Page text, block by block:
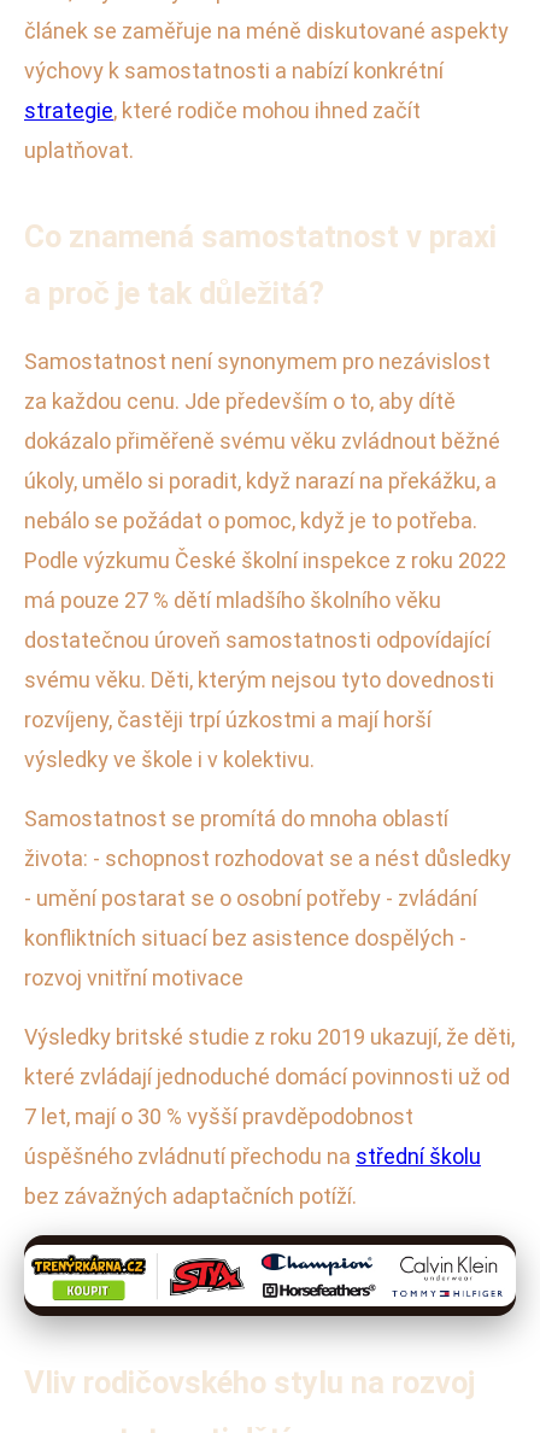
článek se zaměřuje na méně diskutované aspekty
výchovy k samostatnosti a nabízí konkrétní
strategie, které rodiče mohou ihned začít
uplatňovat.
Co znamená samostatnost v praxi
a proč je tak důležitá?
Samostatnost není synonymem pro nezávislost
za každou cenu. Jde především o to, aby dítě
dokázalo přiměřeně svému věku zvládnout běžné
úkoly, umělo si poradit, když narazí na překážku, a
nebálo se požádat o pomoc, když je to potřeba.
Podle výzkumu České školní inspekce z roku 2022
má pouze 27 % dětí mladšího školního věku
dostatečnou úroveň samostatnosti odpovídající
svému věku. Děti, kterým nejsou tyto dovednosti
rozvíjeny, častěji trpí úzkostmi a mají horší
výsledky ve škole i v kolektivu.
Samostatnost se promítá do mnoha oblastí
života: - schopnost rozhodovat se a nést důsledky
- umění postarat se o osobní potřeby - zvládání
konfliktních situací bez asistence dospělých -
rozvoj vnitřní motivace
Výsledky britské studie z roku 2019 ukazují, že děti,
které zvládají jednoduché domácí povinnosti už od
7 let, mají o 30 % vyšší pravděpodobnost
úspěšného zvládnutí přechodu na střední školu
bez závažných adaptačních potíží.
Vliv rodičovského stylu na rozvoj